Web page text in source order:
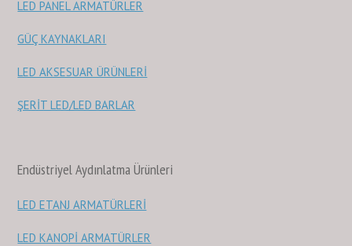
LED PANEL ARMATÜRLER
GÜÇ KAYNAKLARI
LED AKSESUAR ÜRÜNLERİ
ŞERİT LED/LED BARLAR
Endüstriyel Aydınlatma Ürünleri
LED ETANJ ARMATÜRLERİ
LED KANOPİ ARMATÜRLER